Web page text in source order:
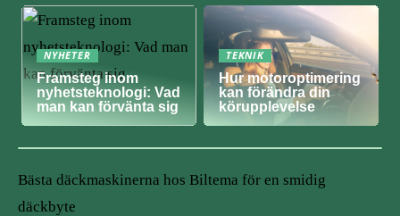
NYHETER
Framsteg inom
nyhetsteknologi: Vad
man kan förvänta sig
TEKNIK
Hur motoroptimering
kan förändra din
körupplevelse
Bästa däckmaskinerna hos Biltema för en smidig
däckbyte